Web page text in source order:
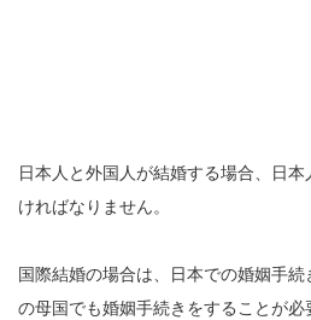
日本人と外国人が結婚する場合、日
ければなりません。
国際結婚の場合は、日本での婚姻手
の母国でも婚姻手続きをすることが